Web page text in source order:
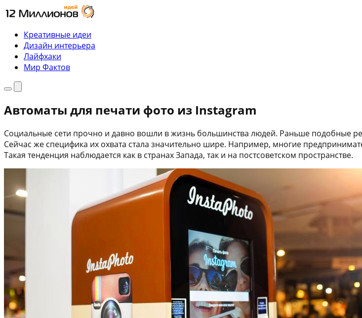
Перейти
к
содержимому
Креативные идеи
Дизайн интерьера
Лайфхаки
Мир Фактов
МенюПоиск
Автоматы для печати фото из Instagram
Социальные сети прочно и давно вошли в жизнь большинства людей. Раньше подобные
Сейчас же специфика их охвата стала значительно шире. Например, многие
Такая тенденция наблюдается как в странах Запада, так и на постсоветском пространстве.